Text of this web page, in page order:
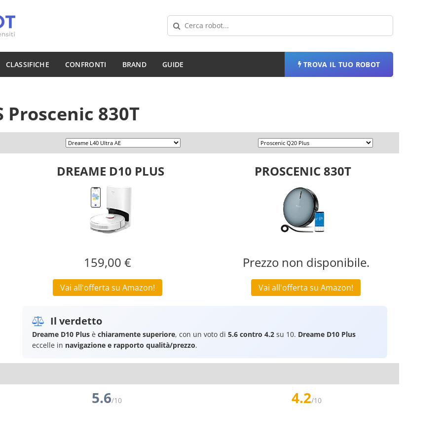
CLASSIFICHE CONFRONTI BRAND GUIDE TROVA IL TUO ROBOT
Proscenic 830T
DREAME D10 PLUS PROSCENIC 830T
159,00 €
Vai all'offerta su Amazon!
Prezzo non disponibile.
Vai all'offerta su Amazon!
Il verdetto
Dreame D10 Plus è chiaramente superiore, con un voto di 5.6 contro 4.2 su 10. Dreame D10 Plus
eccelle in navigazione e rapporto qualità/prezzo.
5.6/10 4.2/10